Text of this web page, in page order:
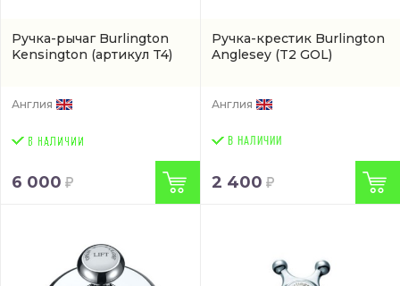
Ручка-рычаг Burlington
Kensington (артикул T4)
Англия
6 000
Ручка-крестик Burlington
Anglesey (T2 GOL)
Англия
В НАЛИЧИИ
2 400